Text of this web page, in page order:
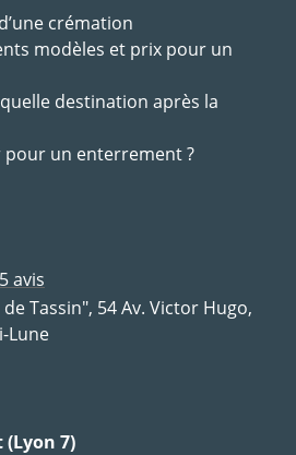
crémation
modèles et prix pour un
destination après la
pour un enterrement ?
avis
Tassin", 54 Av. Victor Hugo,
Lune
(Lyon 7)